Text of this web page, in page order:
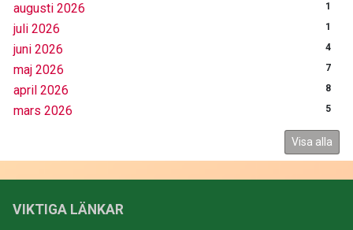
augusti 2026 1
juli 2026 1
juni 2026 4
maj 2026 7
april 2026 8
mars 2026 5
Visa alla
VIKTIGA LÄNKAR